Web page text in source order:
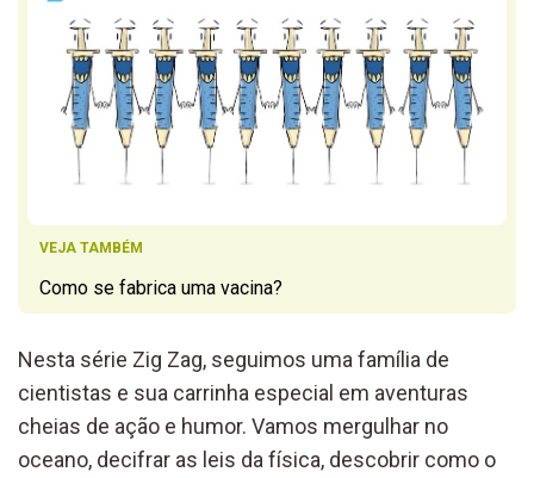
VEJA TAMBÉM
Como se fabrica uma vacina?
Nesta série Zig Zag, seguimos uma família de
cientistas e sua carrinha especial em aventuras
cheias de ação e humor. Vamos mergulhar no
oceano, decifrar as leis da física, descobrir como o